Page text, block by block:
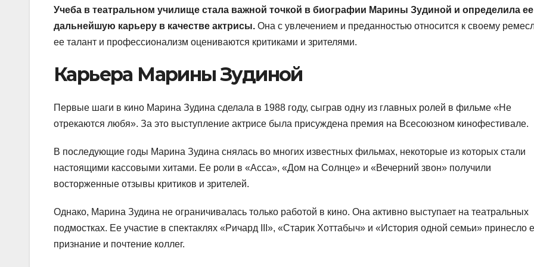
Учеба в театральном училище стала важной точкой в биографии Марины Зудиной и определила ее
дальнейшую карьеру в качестве актрисы. Она с увлечением и преданностью относится к своему
ее талант и профессионализм оцениваются критиками и зрителями.
Карьера Марины Зудиной
Первые шаги в кино Марина Зудина сделала в 1988 году, сыграв одну из главных ролей в фильме «Не
отрекаются любя». За это выступление актрисе была присуждена премия на Всесоюзном кинофестивале.
В последующие годы Марина Зудина снялась во многих известных фильмах, некоторые из которых стали
настоящими кассовыми хитами. Ее роли в «Асса», «Дом на Солнце» и «Вечерний звон» получили
восторженные отзывы критиков и зрителей.
Однако, Марина Зудина не ограничивалась только работой в кино. Она активно выступает на театральных
подмостках. Ее участие в спектаклях «Ричард III», «Старик Хоттабыч» и «История одной семьи» принесло
признание и почтение коллег.